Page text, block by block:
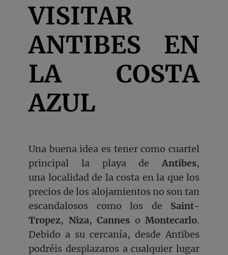
VISITAR
ANTIBES EN
LA COSTA
AZUL
Una buena idea es tener como cuartel
principal la playa deAntibes,
una localidad de la costa en la que los
precios de los alojamientos no son tan
escandalosos como los de Saint-
Tropez, Niza, Cannes o Montecarlo.
Debido a su cercanía, desde Antibes
podréis desplazaros a cualquier lugar